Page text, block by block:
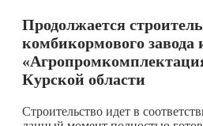
Продолжается
комбикормового завода
Курской области
Строительство идет в